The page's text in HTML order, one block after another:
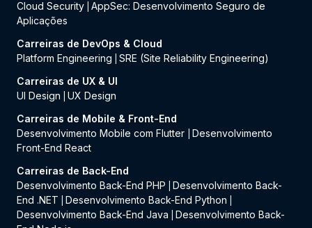
Cloud Security AppSec: Desenvolvimento Seguro de
Aplicações
Carreiras de DevOps & Cloud
Platform Engineering
SRE (Site Reliability Engineering)
Carreiras de UX & UI
UI Design
UX Design
Carreiras de Mobile & Front-End
Desenvolvimento Mobile com Flutter
Desenvolvimento
Front-End React
Carreiras de Back-End
Desenvolvimento Back-End PHP
Desenvolvimento Back-
End .NET
Desenvolvimento Back-End Python
Desenvolvimento Back-End Java
Desenvolvimento Back-